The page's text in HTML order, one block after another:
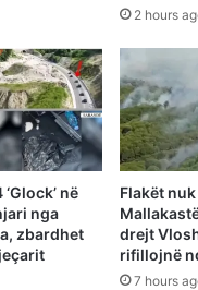
2 hours
në
nga
zbardhet
Flakët
drejt
rifillojnë
7 hours